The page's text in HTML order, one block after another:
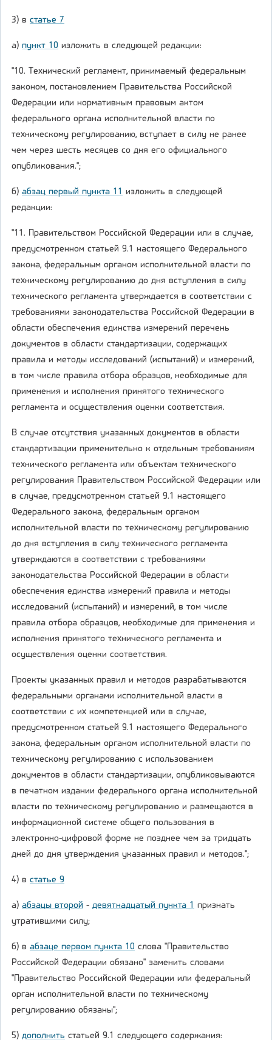
3) в статье 7
а) пункт 10 изложить в следующей редакции:
"10. Технический регламент, принимаемый федеральным
законом, постановлением Правительства Российской
Федерации или нормативным правовым актом
федерального органа исполнительной власти по
техническому регулированию, вступает в силу не ранее
чем через шесть месяцев со дня его официального
опубликования.";
б) абзац первый пункта 11 изложить в следующей
редакции:
"11. Правительством Российской Федерации или в случае,
предусмотренном статьей 9.1 настоящего Федерального
закона, федеральным органом исполнительной власти по
техническому регулированию до дня вступления в силу
технического регламента утверждается в соответствии с
требованиями законодательства Российской Федерации в
области обеспечения единства измерений перечень
документов в области стандартизации, содержащих
правила и методы исследований (испытаний) и измерений,
в том числе правила отбора образцов, необходимые для
применения и исполнения принятого технического
регламента и осуществления оценки соответствия.
В случае отсутствия указанных документов в области
стандартизации применительно к отдельным требованиям
технического регламента или объектам технического
регулирования Правительством Российской Федерации или
в случае, предусмотренном статьей 9.1 настоящего
Федерального закона, федеральным органом
исполнительной власти по техническому регулированию
до дня вступления в силу технического регламента
утверждаются в соответствии с требованиями
законодательства Российской Федерации в области
обеспечения единства измерений правила и методы
исследований (испытаний) и измерений, в том числе
правила отбора образцов, необходимые для применения и
исполнения принятого технического регламента и
осуществления оценки соответствия.
Проекты указанных правил и методов разрабатываются
федеральными органами исполнительной власти в
соответствии с их компетенцией или в случае,
предусмотренном статьей 9.1 настоящего Федерального
закона, федеральным органом исполнительной власти по
техническому регулированию с использованием
документов в области стандартизации, опубликовываются
в печатном издании федерального органа исполнительной
власти по техническому регулированию и размещаются в
информационной системе общего пользования в
электронно-цифровой форме не позднее чем за тридцать
дней до дня утверждения указанных правил и методов.";
4) в статье 9
а) абзацы второй - девятнадцатый пункта 1 признать
утратившими силу;
б) в абзаце первом пункта 10 слова "Правительство
Российской Федерации обязано" заменить словами
"Правительство Российской Федерации или федеральный
орган исполнительной власти по техническому
регулированию обязаны";
5) дополнить статьей 9.1 следующего содержания: